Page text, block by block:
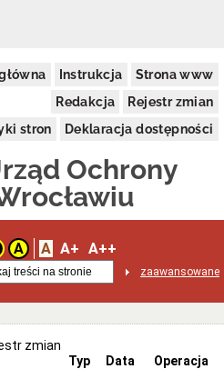
Instrukcja
Strona www
Redakcja
Rejestr zmian
stron
Deklaracja dostępności
Ochrony
A A A+ A++
zaawansowane
zmian
Typ Data
Operacja